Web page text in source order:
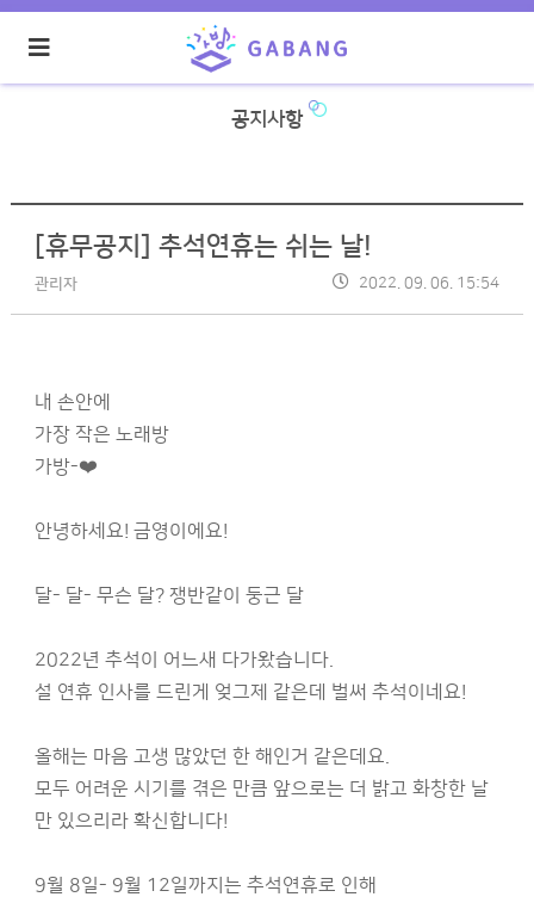
공지사항
[휴무공지] 추석연휴는 쉬는 날!
관리자 2022. 09. 06. 15:54
내 손안에
가장 작은 노래방
가방-❤️
안녕하세요! 금영이에요!
달- 달- 무슨 달? 쟁반같이 둥근 달
2022년 추석이 어느새 다가왔습니다.
설 연휴 인사를 드린게 엊그제 같은데 벌써 추석이네요!
올해는 마음 고생 많았던 한 해인거 같은데요.
모두 어려운 시기를 겪은 만큼 앞으로는 더 밝고 화창한 날
만 있으리라 확신합니다!
9월 8일- 9월 12일까지는 추석연휴로 인해